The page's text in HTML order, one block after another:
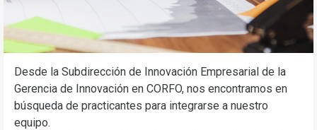
Desde la Subdirección de Innovación Empresarial de la
Gerencia de Innovación en CORFO, nos encontramos en
búsqueda de practicantes para integrarse a nuestro
equipo.